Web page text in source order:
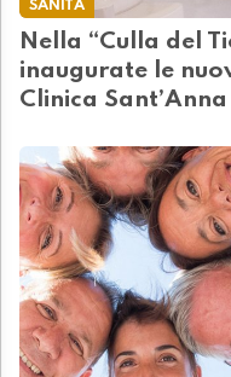
SANITÀ
Nella “Culla del
inaugurate le
Clinica Sant’Anna